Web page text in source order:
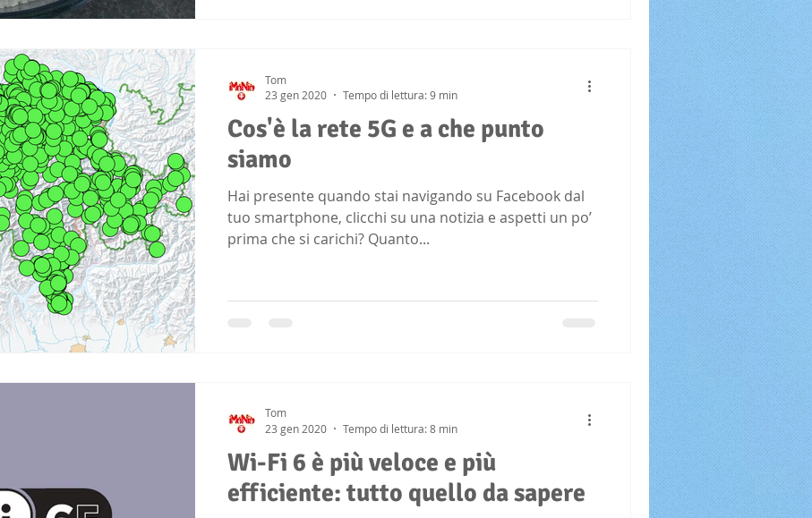
Cos'è la rete 5G e a che punto
siamo
Hai presente quando stai navigando su Facebook dal
tuo smartphone, clicchi su una notizia e aspetti un po’
prima che si carichi? Quanto...
Tom
23 gen 2020
Tempo di lettura: 9 min
Wi-Fi 6 è più veloce e più
efficiente: tutto quello da sapere
Tom
23 gen 2020
Tempo di lettura: 8 min